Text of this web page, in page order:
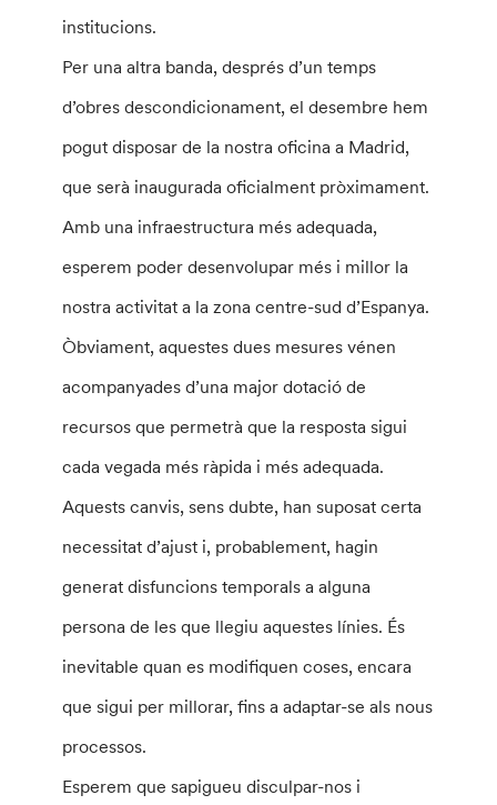
institucions.
Per una altra banda, després d’un temps
d’obres descondicionament, el desembre hem
pogut disposar de la nostra oficina a Madrid,
que serà inaugurada oficialment pròximament.
Amb una infraestructura més adequada,
esperem poder desenvolupar més i millor la
nostra activitat a la zona centre-sud d’Espanya.
Òbviament, aquestes dues mesures vénen
acompanyades d’una major dotació de
recursos que permetrà que la resposta sigui
cada vegada més ràpida i més adequada.
Aquests canvis, sens dubte, han suposat certa
necessitat d’ajust i, probablement, hagin
generat disfuncions temporals a alguna
persona de les que llegiu aquestes línies. És
inevitable quan es modifiquen coses, encara
que sigui per millorar, fins a adaptar-se als nous
processos.
Esperem que sapigueu disculpar-nos i